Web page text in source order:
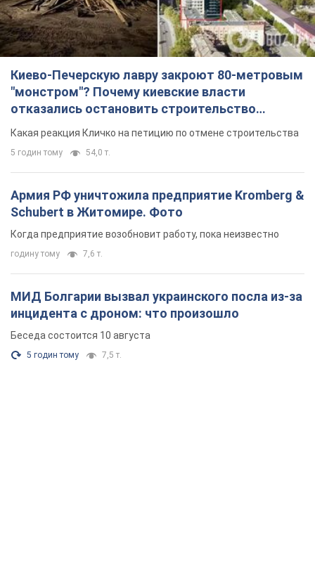
5 годин тому 54,0 т.
Армия РФ уничтожила предприятие Kromberg &
Schubert в Житомире. Фото
Когда предприятие возобновит работу, пока неизвестно
годину тому 7,6 т.
МИД Болгарии вызвал украинского посла из-за
инцидента с дроном: что произошло
Беседа состоится 10 августа
5 годин тому 7,5 т.